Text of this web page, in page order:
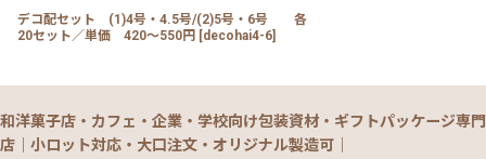
デコ配セット (1)4号・4.5号/(2)5号・6号 各
20セット／単価 420〜550円 [decohai4-6]
和洋菓子店・カフェ・企業・学校向け包装資材・ギフトパッケージ専門
店｜小ロット対応・大口注文・オリジナル製造可｜